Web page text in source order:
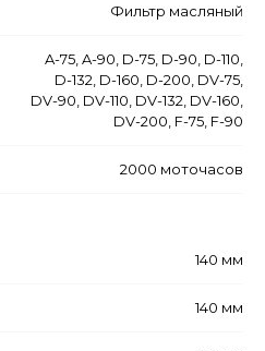
Фильтр масляный
A-75, A-90, D-75, D-90, D-110,
D-132, D-160, D-200, DV-75,
DV-90, DV-110, DV-132, DV-160,
DV-200, F-75, F-90
2000 моточасов
140 мм
140 мм